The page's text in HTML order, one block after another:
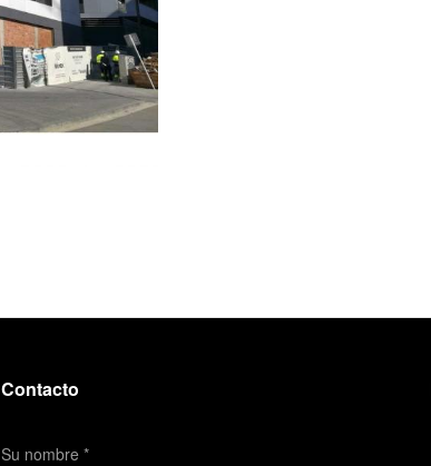
Contacto
Su nombre*